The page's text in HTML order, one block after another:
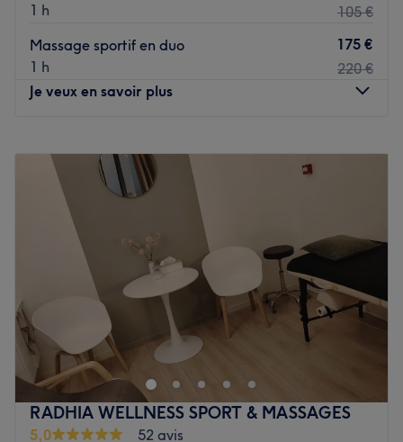
1 h
105 €
Massage sportif en duo
1 h
175 €
220 €
Je veux en savoir plus
Mardi
10:00–
Mercredi
Jeudi
Vendredi
Samedi
11:00–20:00
Dimanche
11:00–
N’attendez plus votre prochain voyage pour retrouver le
sable blanc… Laissez-vous emporter par le délicat
parfum des huiles au salon Heaven Massage Paris, en
plein cœur de Paris. Plongez dans l’atmosphère zen,
cocooning et chaleureuse d’un espace au cadre raffiné et
élégant, qui apaise immédiatement vos sens pour
RADHIA WELLNESS SPORT & MASSAGES
5,0
52 avis